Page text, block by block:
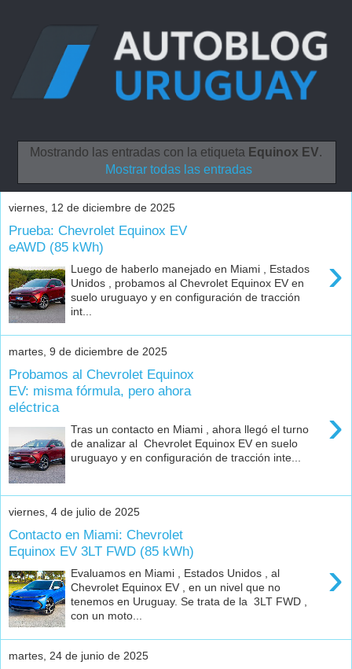
Mostrando las entradas con la etiqueta Equinox EV.
Mostrar todas las entradas
viernes, 12 de diciembre de 2025
Prueba: Chevrolet Equinox EV
eAWD (85 kWh)
›
Luego de haberlo manejado en Miami , Estados
Unidos , probamos al Chevrolet Equinox EV en
suelo uruguayo y en configuración de tracción
int...
martes, 9 de diciembre de 2025
Probamos al Chevrolet Equinox
EV: misma fórmula, pero ahora
eléctrica
›
Tras un contacto en Miami , ahora llegó el turno
de analizar al Chevrolet Equinox EV en suelo
uruguayo y en configuración de tracción inte...
viernes, 4 de julio de 2025
Contacto en Miami: Chevrolet
Equinox EV 3LT FWD (85 kWh)
›
Evaluamos en Miami , Estados Unidos , al
Chevrolet Equinox EV , en un nivel que no
tenemos en Uruguay. Se trata de la 3LT FWD ,
con un moto...
martes, 24 de junio de 2025